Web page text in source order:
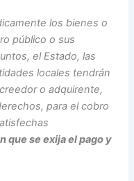
los bienes o
público o sus
el Estado, las
locales tendrán
o adquirente,
para el cobro
que se exija el pago y